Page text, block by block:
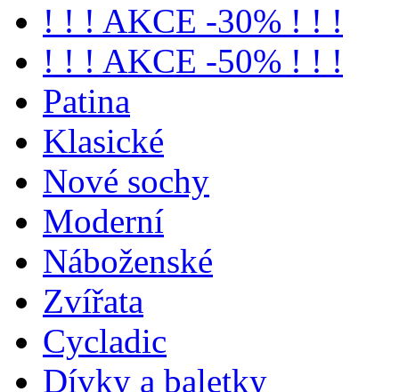
! ! ! AKCE -30% ! ! !
! ! ! AKCE -50% ! ! !
Patina
Klasické
Nové sochy
Moderní
Náboženské
Zvířata
Cycladic
Dívky a baletky